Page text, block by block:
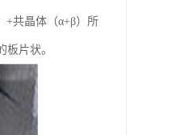
+共晶体（α+β）所
片状。